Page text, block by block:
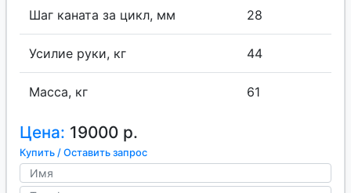
Шаг каната за цикл, мм 28
Усилие руки, кг 44
Масса, кг 61
Цена: 19000 р.
Купить / Оставить запрос